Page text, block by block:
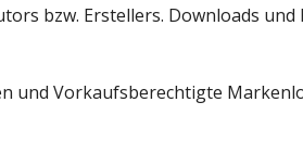
bzw. Erstellers. Downloads
und Vorkaufsberechtigte